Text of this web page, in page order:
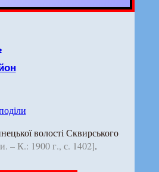
волості Сквирського
– К.: 1900 г., с. 1402].